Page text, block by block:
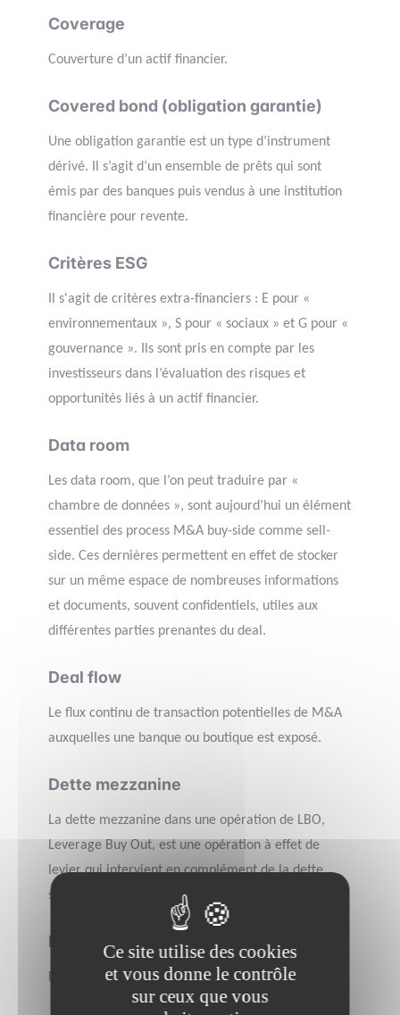
Coverage
Couverture d’un actif financier.
Covered bond (obligation garantie)
Une obligation garantie est un type d’instrument
dérivé. Il s’agit d’un ensemble de prêts qui sont
émis par des banques puis vendus à une institution
financière pour revente.
Critères ESG
Il s'agit de critères extra-financiers : E pour «
environnementaux », S pour « sociaux » et G pour «
gouvernance ». Ils sont pris en compte par les
investisseurs dans l’évaluation des risques et
opportunités liés à un actif financier.
Data room
Les data room, que l’on peut traduire par «
chambre de données », sont aujourd’hui un élément
essentiel des process M&A buy-side comme sell-
side. Ces dernières permettent en effet de stocker
sur un même espace de nombreuses informations
et documents, souvent confidentiels, utiles aux
différentes parties prenantes du deal.
Deal flow
Le flux continu de transaction potentielles de M&A
auxquelles une banque ou boutique est exposé.
Dette mezzanine
La dette mezzanine dans une opération de LBO,
Leverage Buy Out, est une opération à effet de
levier qui intervient en complément de la dette
senior.
Dette senior
Dette classique à 7 ans.
Ce site utilise des cookies
et vous donne le contrôle
sur ceux que vous